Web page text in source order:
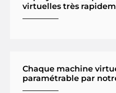
virtuelles très
Chaque machine
paramétrable par